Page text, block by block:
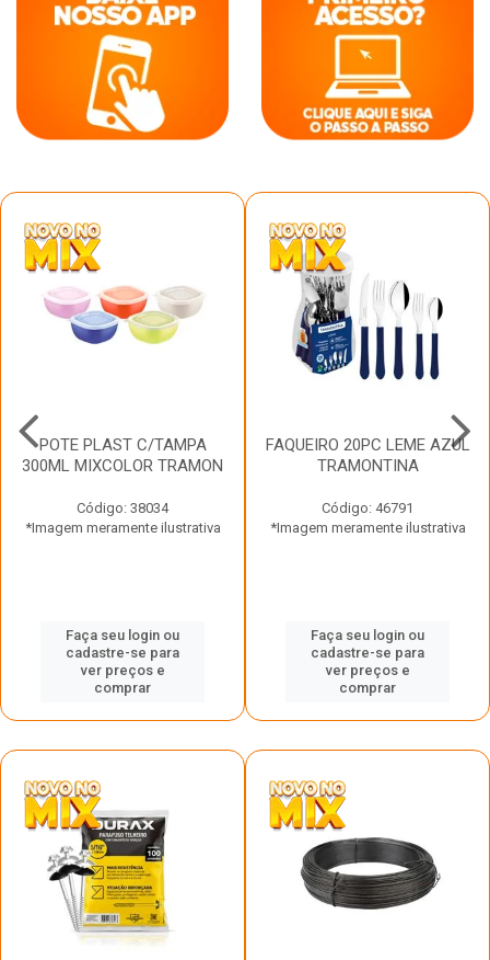
POTE PLAST C/TAMPA
300ML MIXCOLOR TRAMON
Código: 38034
*Imagem meramente ilustrativa
Faça seu login ou
cadastre-se para
ver preços e
comprar
FAQUEIRO 20PC LEME AZUL
TRAMONTINA
Código: 46791
*Imagem meramente ilustrativa
Faça seu login ou
cadastre-se para
ver preços e
comprar